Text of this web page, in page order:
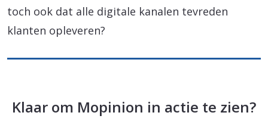
toch ook dat alle digitale kanalen tevreden
klanten opleveren?
Klaar om Mopinion in actie te zien?